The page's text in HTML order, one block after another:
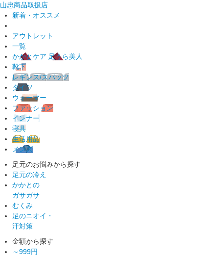
山忠商品取扱店
新着・オススメ
アウトレット
一覧
かかとケア 足うら美人
靴下
レギンス/スパッツ
タイツ
ウォーマー
ファッション
インナー
寝具
生活用品
メンズ
足元のお悩みから探す
足元の冷え
かかとの
ガサガサ
むくみ
足のニオイ・
汗対策
金額から探す
～999円